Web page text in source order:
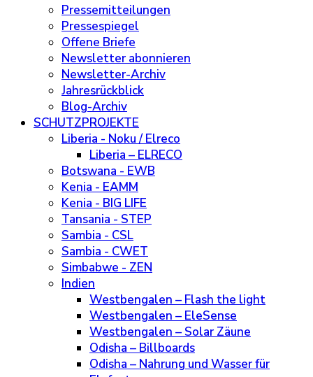
Pressemitteilungen
Pressespiegel
Offene Briefe
Newsletter abonnieren
Newsletter-Archiv
Jahresrückblick
Blog-Archiv
SCHUTZPROJEKTE
Liberia - Noku / Elreco
Liberia – ELRECO
Botswana - EWB
Kenia - EAMM
Kenia - BIG LIFE
Tansania - STEP
Sambia - CSL
Sambia - CWET
Simbabwe - ZEN
Indien
Westbengalen – Flash the light
Westbengalen – EleSense
Westbengalen – Solar Zäune
Odisha – Billboards
Odisha – Nahrung und Wasser für